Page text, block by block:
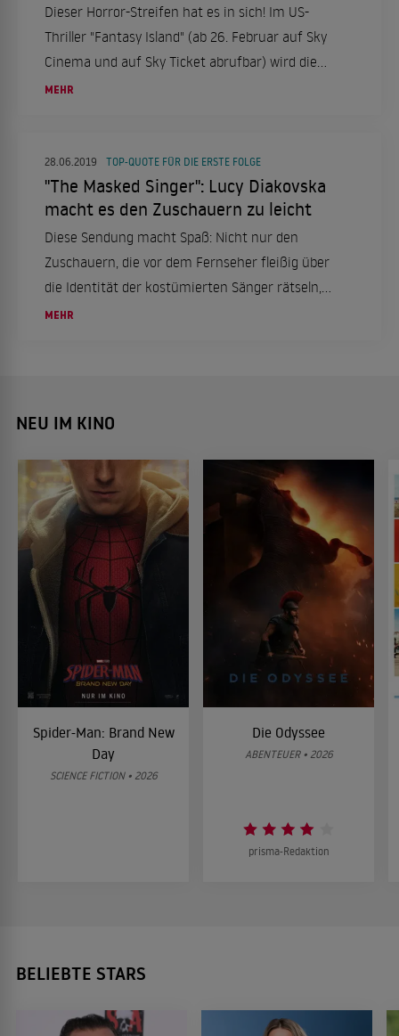
Dieser Horror-Streifen hat es in sich! Im US-
Thriller "Fantasy Island" (ab 26. Februar auf Sky
Cinema und auf Sky Ticket abrufbar) wird die
paradiesisch anmutende Insel des mysteriösen
MEHR
28.06.2019 TOP-QUOTE FÜR DIE ERSTE FOLGE
"The Masked Singer": Lucy Diakovska
macht es den Zuschauern zu leicht
Diese Sendung macht Spaß: Nicht nur den
Zuschauern, die vor dem Fernseher fleißig über
die Identität der kostümierten Sänger rätseln,
sondern auch ProSieben.
MEHR
NEU IM KINO
Spider-Man: Brand New
Day
SCIENCE FICTION • 2026
Die Odyssee
ABENTEUER • 2026
prisma-Redaktion
BELIEBTE STARS